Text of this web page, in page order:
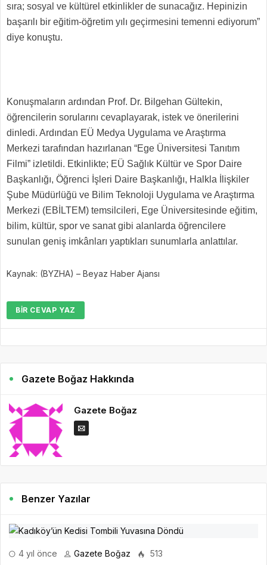
sıra; sosyal ve kültürel etkinlikler de sunacağız. Hepinizin
başarılı bir eğitim-öğretim yılı geçirmesini temenni ediyorum”
diye konuştu.
Konuşmaların ardından Prof. Dr. Bilgehan Gültekin,
öğrencilerin sorularını cevaplayarak, istek ve önerilerini
dinledi. Ardından EÜ Medya Uygulama ve Araştırma
Merkezi tarafından hazırlanan “Ege Üniversitesi Tanıtım
Filmi” izletildi. Etkinlikte; EÜ Sağlık Kültür ve Spor Daire
Başkanlığı, Öğrenci İşleri Daire Başkanlığı, Halkla İlişkiler
Şube Müdürlüğü ve Bilim Teknoloji Uygulama ve Araştırma
Merkezi (EBİLTEM) temsilcileri, Ege Üniversitesinde eğitim,
bilim, kültür, spor ve sanat gibi alanlarda öğrencilere
sunulan geniş imkânları yaptıkları sunumlarla anlattılar.
Kaynak: (BYZHA) – Beyaz Haber Ajansı
BIR CEVAP YAZ
Gazete Boğaz Hakkında
Gazete Boğaz
Benzer Yazılar
4 yıl önce Gazete Boğaz 513